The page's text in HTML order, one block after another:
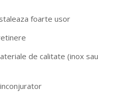
foarte usor
de calitate (inox sau